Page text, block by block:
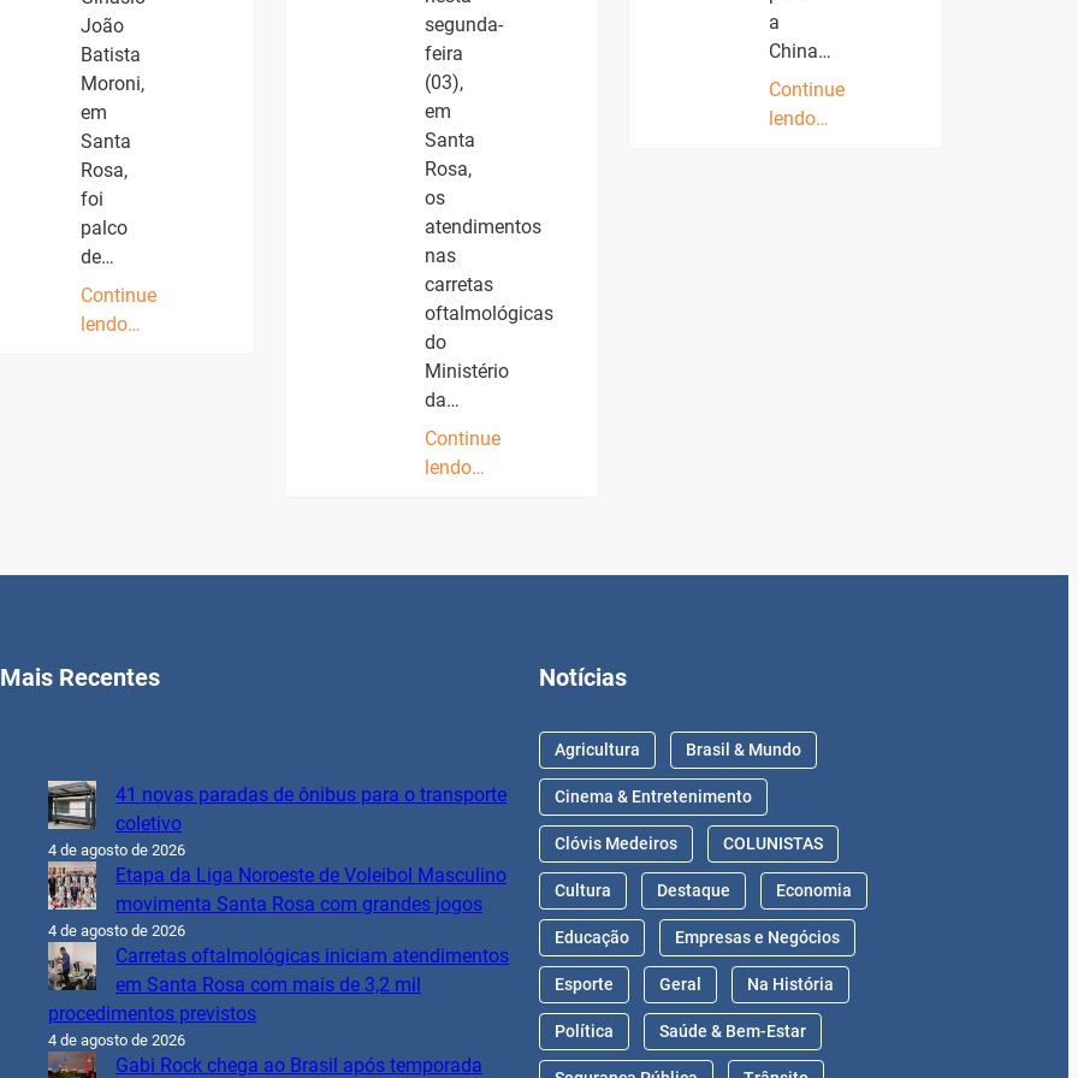
João
Batista
Moroni,
em
Santa
Rosa,
foi
palco
de…
Continue
lendo…
segunda-
feira
(03),
em
Santa
Rosa,
os
atendimentos
nas
carretas
oftalmológicas
do
Ministério
da…
Continue
lendo…
a
China…
Continue
lendo…
Mais Recentes
41 novas paradas de ônibus para o transporte
coletivo
4 de agosto de 2026
Etapa da Liga Noroeste de Voleibol Masculino
movimenta Santa Rosa com grandes jogos
4 de agosto de 2026
Carretas oftalmológicas iniciam atendimentos
em Santa Rosa com mais de 3,2 mil
procedimentos previstos
4 de agosto de 2026
Gabi Rock chega ao Brasil após temporada
Notícias
Agricultura Brasil & Mundo
Cinema & Entretenimento
Clóvis Medeiros COLUNISTAS
Cultura Destaque Economia
Educação Empresas e Negócios
Esporte Geral Na História
Política Saúde & Bem-Estar